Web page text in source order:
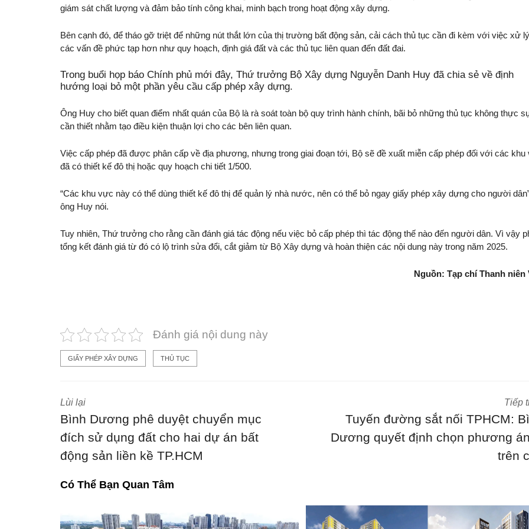
giám sát chất lượng và đảm bảo tính công khai, minh bạch trong hoạt động xây dựng.
Bên cạnh đó, để tháo gỡ triệt để những nút thắt lớn của thị trường bất động sản, cải cách thủ tục cần đi kèm với việc xử lý
các vấn đề phức tạp hơn như quy hoạch, định giá đất và các thủ tục liên quan đến đất đai.
Trong buổi họp báo Chính phủ mới đây, Thứ trưởng Bộ Xây dựng Nguyễn Danh Huy đã chia sẻ về định
hướng loại bỏ một phần yêu cầu cấp phép xây dựng.
Ông Huy cho biết quan điểm nhất quán của Bộ là rà soát toàn bộ quy trình hành chính, bãi bỏ những thủ tục không thực
cần thiết nhằm tạo điều kiện thuận lợi cho các bên liên quan.
Việc cấp phép đã được phân cấp về địa phương, nhưng trong giai đoạn tới, Bộ sẽ đề xuất miễn cấp phép đối với các khu
đã có thiết kế đô thị hoặc quy hoạch chi tiết 1/500.
“Các khu vực này có thể dùng thiết kế đô thị để quản lý nhà nước, nên có thể bỏ ngay giấy phép xây dựng cho người
ông Huy nói.
Tuy nhiên, Thứ trưởng cho rằng cần đánh giá tác động nếu việc bỏ cấp phép thì tác động thế nào đến người dân. Vì vậy
tổng kết đánh giá từ đó có lộ trình sửa đổi, cắt giảm từ Bộ Xây dựng và hoàn thiện các nội dung này trong năm 2025.
Nguồn: Tạp chí Thanh niên
Đánh giá nội dung này
GIẤY PHÉP XÂY DỰNG THỦ TỤC
Lùi lại
Bình Dương phê duyệt chuyển mục
đích sử dụng đất cho hai dự án bất
động sản liền kề TP.HCM
Tiếp
Tuyến đường sắt nối TPHCM:
Dương quyết định chọn phương
trên
Có Thể Bạn Quan Tâm